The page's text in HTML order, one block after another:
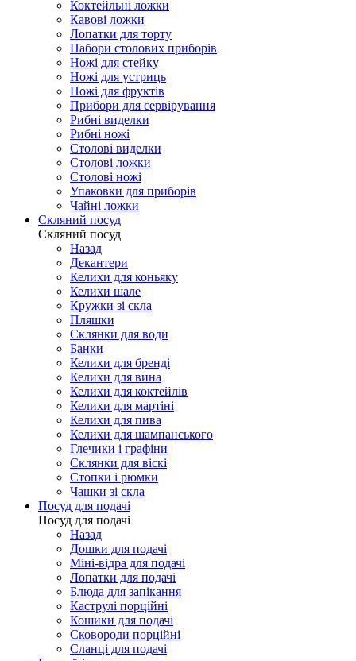
Коктейльні ложки
Кавові ложки
Лопатки для торту
Набори столових приборів
Ножі для стейку
Ножі для устриць
Ножі для фруктів
Прибори для сервірування
Рибні виделки
Рибні ножі
Столові виделки
Столові ложки
Столові ножі
Упаковки для приборів
Чайні ложки
Скляний посуд
Скляний посуд
Назад
Декантери
Келихи для коньяку
Келихи шале
Кружки зі скла
Пляшки
Склянки для води
Банки
Келихи для бренді
Келихи для вина
Келихи для коктейлів
Келихи для мартіні
Келихи для пива
Келихи для шампанського
Глечики і графіни
Склянки для віскі
Стопки і рюмки
Чашки зі скла
Посуд для подачі
Посуд для подачі
Назад
Дошки для подачі
Міні-відра для подачі
Лопатки для подачі
Блюда для запікання
Каструлі порційні
Кошики для подачі
Сковороди порційні
Сланці для подачі